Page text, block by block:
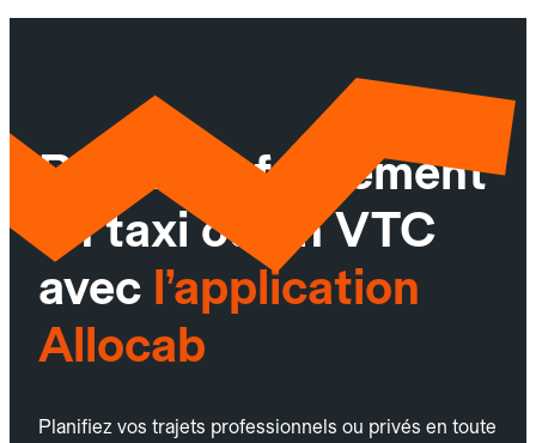
Réservez facilement
un taxi ou un VTC
avec l’application
Allocab
Planifiez vos trajets professionnels ou privés en toute